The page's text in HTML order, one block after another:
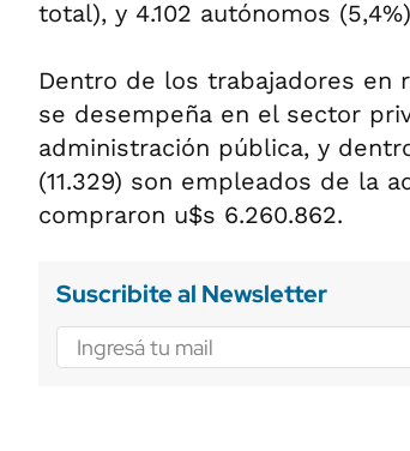
total), y 4.102 autónomos
Dentro de los trabajadores en
se desempeña en el sector
administración pública, y
(11.329) son empleados de la
compraron u$s 6.260.862.
Suscribite al Newsletter